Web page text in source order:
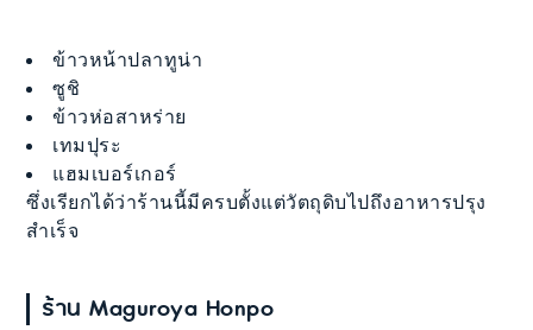
ข้าวหน้าปลาทูน่า
ซูชิ
ข้าวห่อสาหร่าย
เทมปุระ
แฮมเบอร์เกอร์
ซึ่งเรียกได้ว่าร้านนี้มีครบตั้งแต่วัตถุดิบไปถึงอาหารปรุง
สำเร็จ
ร้าน Maguroya Honpo